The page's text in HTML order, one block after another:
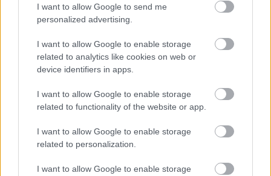
I want to allow Google to send me
personalized advertising.
I want to allow Google to enable storage
related to analytics like cookies on web or
device identifiers in apps.
I want to allow Google to enable storage
related to functionality of the website or app.
I want to allow Google to enable storage
related to personalization.
I want to allow Google to enable storage
HIRDETÉS
HIRDETÉS
LEGOLVASOTTABB
Egyhetes országos ellenőrzést tart a
rendőrség a utakon